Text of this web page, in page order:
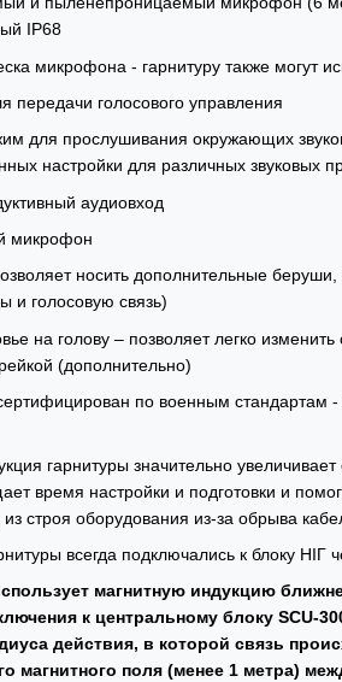
IP68
микрофона - гарнитуру также могут
передачи голосового управления
для прослушивания окружающих
настройки для различных звуковых
аудиовход
микрофон
носить дополнительные
и голосовую связь)
на голову – позволяет легко
(дополнительно)
по военным стандартам
гарнитуры значительно
время настройки и подготовки и
строя оборудования из-за обрыва
всегда подключались к блоку НІГ
магнитную индукцию
к центральному блоку SCU-
действия, в которой связь
магнитного поля (менее 1 метра)